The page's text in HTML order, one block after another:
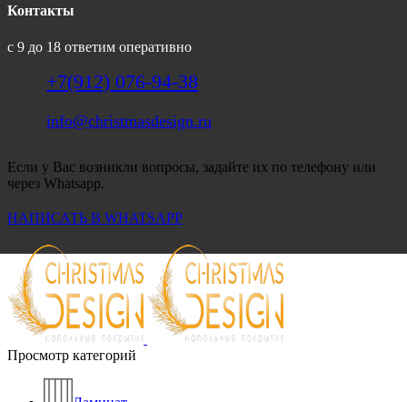
Контакты
с 9 до 18 ответим оперативно
+7(912) 076-94-38
info@christmasdesign.ru
Если у Вас возникли вопросы, задайте их по телефону или
через Whatsapp.
НАПИСАТЬ В WHATSAPP
Просмотр категорий